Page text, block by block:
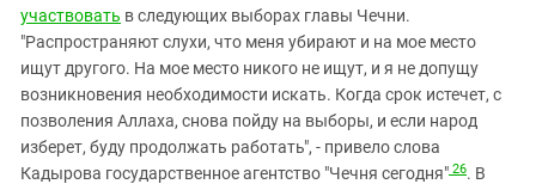
участвовать в следующих выборах главы Чечни.
"Распространяют слухи, что меня убирают и на мое место
ищут другого. На мое место никого не ищут, и я не допущу
возникновения необходимости искать. Когда срок истечет, с
позволения Аллаха, снова пойду на выборы, и если народ
изберет, буду продолжать работать", - привело слова
Кадырова государственное агентство "Чечня сегодня" 26. В